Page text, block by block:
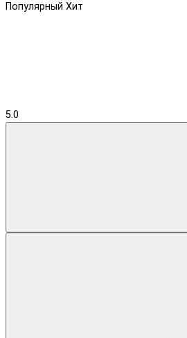
Популярный Хит
5.0